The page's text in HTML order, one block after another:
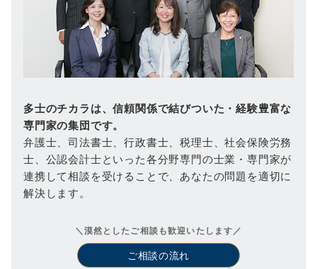
多士のチカラは、信頼関係で結びついた・経験豊富な
専門家の集団です。
弁護士、司法書士、行政書士、税理士、社会保険労務
士、公認会計士といった各分野専門の士業・専門家が
連携して相談を受けることで、あなたの問題を適切に
解決します。
＼漠然としたご相談も歓迎いたします／
ご相談の流れ